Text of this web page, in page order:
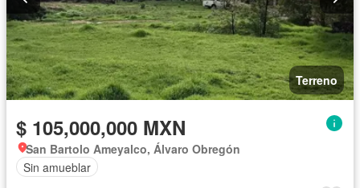
Terreno
$ 105,000,000 MXN
San Bartolo Ameyalco, Álvaro Obregón
Sin amueblar